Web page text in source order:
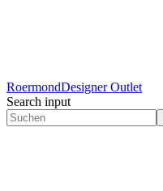
RoermondDesigner Outlet
Search input